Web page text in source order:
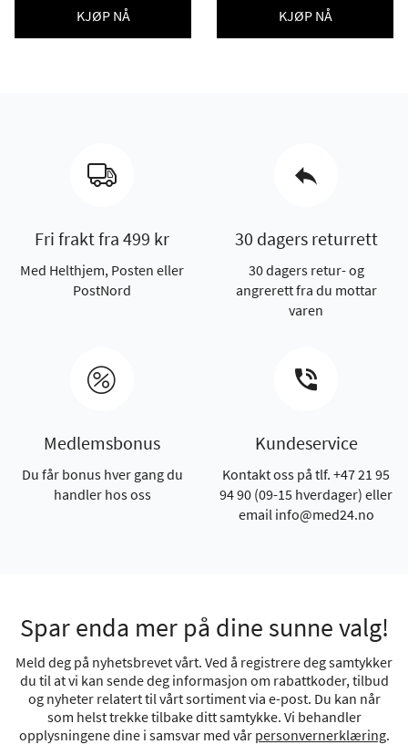
KJØP NÅ KJØP NÅ
Fri frakt fra 499 kr
Med Helthjem, Posten eller
PostNord
30 dagers returrett
30 dagers retur- og
angrerett fra du mottar
varen
Medlemsbonus
Du får bonus hver gang du
handler hos oss
Kundeservice
Kontakt oss på tlf. +47 21 95
94 90 (09-15 hverdager) eller
email info@med24.no
Spar enda mer på dine sunne valg!
Meld deg på nyhetsbrevet vårt. Ved å registrere deg samtykker
du til at vi kan sende deg informasjon om rabattkoder, tilbud
og nyheter relatert til vårt sortiment via e-post. Du kan når
som helst trekke tilbake ditt samtykke. Vi behandler
opplysningene dine i samsvar med vår personvernerklæring.